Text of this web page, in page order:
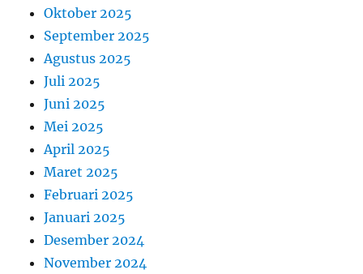
Oktober 2025
September 2025
Agustus 2025
Juli 2025
Juni 2025
Mei 2025
April 2025
Maret 2025
Februari 2025
Januari 2025
Desember 2024
November 2024